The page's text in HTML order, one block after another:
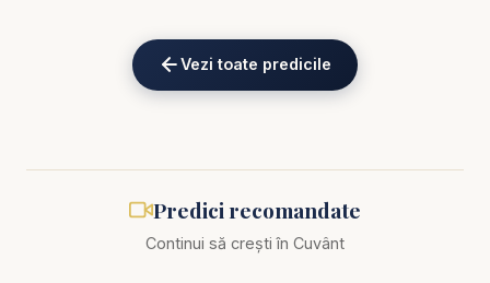
eKV82sp3xNBFw/join
Pastor Valentin Dănăiață - Lupta bisericii finale -
Urmează-L pe Hristos! - predici creștine
Vezi toate predicile
Predici recomandate
Continui să crești în Cuvânt